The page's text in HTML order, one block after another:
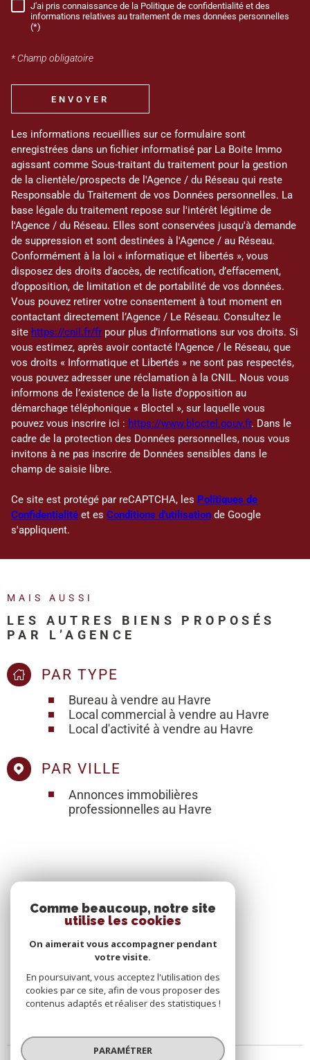
RÈGLEMENTATION
J'ai pris connaissance de la Politique de confidentialité et des
informations relatives au traitement de mes données personnelles
(*)
* Champ obligatoire
ENVOYER
Les informations recueillies sur ce formulaire sont
enregistrées dans un fichier informatisé par La Boite Immo
agissant comme Sous-traitant du traitement pour la gestion
de la clientèle/prospects de l'Agence / du Réseau qui reste
Responsable du Traitement de vos Données personnelles. La
base légale du traitement repose sur l'intérêt légitime de
l'Agence / du Réseau. Elles sont conservées jusqu'à demande
de suppression et sont destinées à l'Agence / au Réseau.
Conformément à la loi « informatique et libertés », vous
disposez des droits d’accès, de rectification, d’effacement,
d’opposition, de limitation et de portabilité de vos données.
Vous pouvez retirer votre consentement à tout moment en
contactant directement l’Agence / Le Réseau. Consultez le
site https://cnil.fr/fr pour plus d’informations sur vos droits. Si
vous estimez, après avoir contacté l'Agence / le Réseau, que
vos droits « Informatique et Libertés » ne sont pas respectés,
vous pouvez adresser une réclamation à la CNIL. Nous vous
informons de l’existence de la liste d'opposition au
démarchage téléphonique « Bloctel », sur laquelle vous
pouvez vous inscrire ici : https://www.bloctel.gouv.fr. Dans le
cadre de la protection des Données personnelles, nous vous
invitons à ne pas inscrire de Données sensibles dans le
champ de saisie libre.
Ce site est protégé par reCAPTCHA, les Politiques de
Confidentialité et es Conditions d'utilisation de Google
s'appliquent.
MAIS AUSSI
LES AUTRES BIENS PROPOSÉS
PAR L’AGENCE
PAR TYPE
Bureau à vendre au Havre
Local commercial à vendre au Havre
Local d'activité à vendre au Havre
PAR VILLE
Annonces immobilières
professionnelles au Havre
Comme beaucoup, notre site
utilise les cookies
On aimerait vous accompagner pendant
votre visite.
En poursuivant, vous acceptez l'utilisation des
cookies par ce site, afin de vous proposer des
contenus adaptés et réaliser des statistiques !
PARAMÉTRER